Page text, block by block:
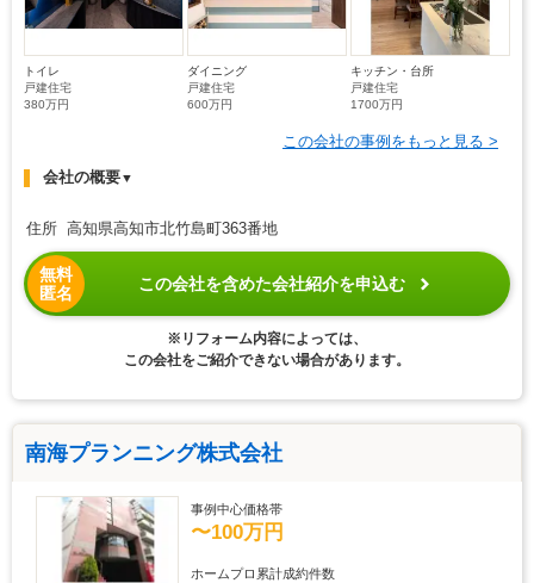
トイレ
戸建住宅
380万円
ダイニング
戸建住宅
600万円
キッチン・台所
戸建住宅
1700万円
この会社の事例をもっと見る >
会社の概要▼
住所 高知県高知市北竹島町363番地
無料
匿名
この会社を含めた会社紹介を申込む
※リフォーム内容によっては、
この会社をご紹介できない場合があります。
南海プランニング株式会社
事例中心価格帯
〜100万円
ホームプロ累計成約件数